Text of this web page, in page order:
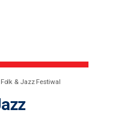
Folk & Jazz Festiwal